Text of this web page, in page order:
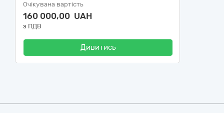
Очікувана вартість
160 000,00 UAH
з ПДВ
Дивитись